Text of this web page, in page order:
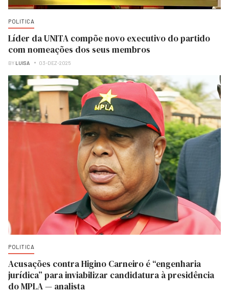
POLITICA
Líder da UNITA compõe novo executivo do partido
com nomeações dos seus membros
BY LUISA 03-DEZ-2025
POLITICA
Acusações contra Higino Carneiro é “engenharia
jurídica” para inviabilizar candidatura à presidência
do MPLA — analista